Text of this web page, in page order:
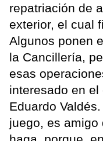
repatriación de
exterior, el cual
Algunos ponen
la Cancillería,
esas
interesado en
Eduardo
juego, es amigo